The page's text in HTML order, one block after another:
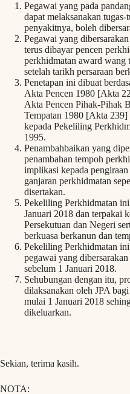
Pegawai yang pada
dapat melaksanakan
penyakitnya, boleh
Pegawai yang
terus dibayar pencen
perkhidmatan award wang
setelah tarikh persaraan
Penetapan ini dibuat
Akta Pencen 1980 [Akta
Akta Pencen Pihak-Pihak
Tempatan 1980 [Akta 239]
kepada Pekeliling
1995.
Penambahbaikan yang
penambahan tempoh
implikasi kepada
ganjaran perkhidmatan
disertakan.
Pekeliling Perkhidmatan
Januari 2018 dan terpakai
Persekutuan dan Negeri
berkuasa berkanun dan
Pekeliling Perkhidmatan
pegawai yang dibersarakan
sebelum 1 Januari 2018.
Sehubungan dengan itu,
dilaksanakan oleh JPA
mulai 1 Januari 2018
dikeluarkan.
Sekian, terima kasih.
NOTA: